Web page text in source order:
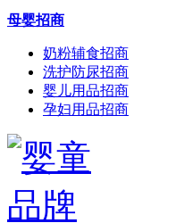
母婴招商
奶粉辅食招商
洗护防尿招商
婴儿用品招商
孕妇用品招商